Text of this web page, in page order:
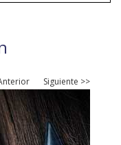
Siguiente >>